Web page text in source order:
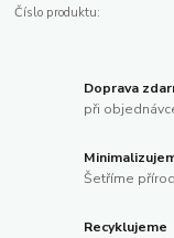
Číslo produktu:
Doprava
při
Šetříme
Recyklujeme